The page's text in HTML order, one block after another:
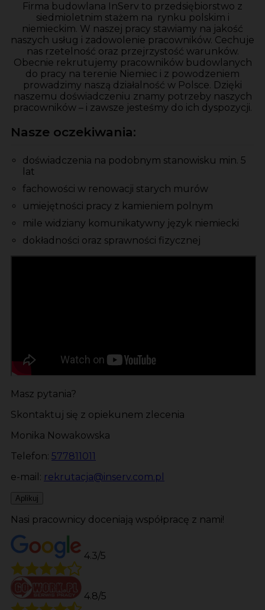
Firma budowlana InServ to przedsiębiorstwo z
siedmioletnim stażem na rynku polskim i
niemieckim. W naszej pracy stawiamy na jakość
naszych usług i zadowolenie pracowników. Cechuje
nas rzetelność oraz przejrzystość warunków.
Obecnie rekrutujemy pracowników budowlanych
do pracy na terenie Niemiec i z powodzeniem
prowadzimy naszą działalność w Polsce. Dzięki
naszemu doświadczeniu znamy potrzeby naszych
pracowników – i zawsze jesteśmy do ich dyspozycji.
Nasze oczekiwania:
doświadczenia na podobnym stanowisku min. 5
lat
fachowości w renowacji starych murów
umiejętności pracy z kamieniem polnym
mile widziany komunikatywny język niemiecki
dokładności oraz sprawności fizycznej
Masz pytania?
Skontaktuj się z opiekunem zlecenia
Monika Nowakowska
Telefon: 577811011
e-mail: rekrutacja@inserv.com.pl
Aplikuj
Nasi pracownicy doceniają współpracę z nami!
4.3/5
4.8/5